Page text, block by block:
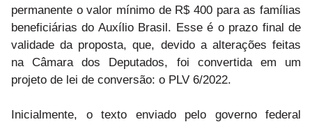
permanente o valor mínimo de R$ 400 para as famílias
beneficiárias do Auxílio Brasil. Esse é o prazo final de
validade da proposta, que, devido a alterações feitas
na Câmara dos Deputados, foi convertida em um
projeto de lei de conversão: o PLV 6/2022.
Inicialmente, o texto enviado pelo governo federal